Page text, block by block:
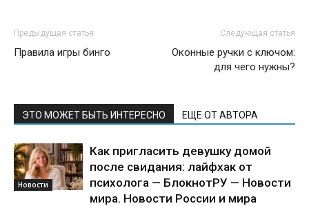
Предыдущая статья
Правила игры бинго
Следующая статья
Оконные ручки с ключом:
для чего нужны?
ЭТО МОЖЕТ БЫТЬ ИНТЕРЕСНО ЕЩЕ ОТ АВТОРА
Новости
Как пригласить девушку домой
после свидания: лайфхак от
психолога — БлокнотРУ — Новости
мира. Новости России и мира